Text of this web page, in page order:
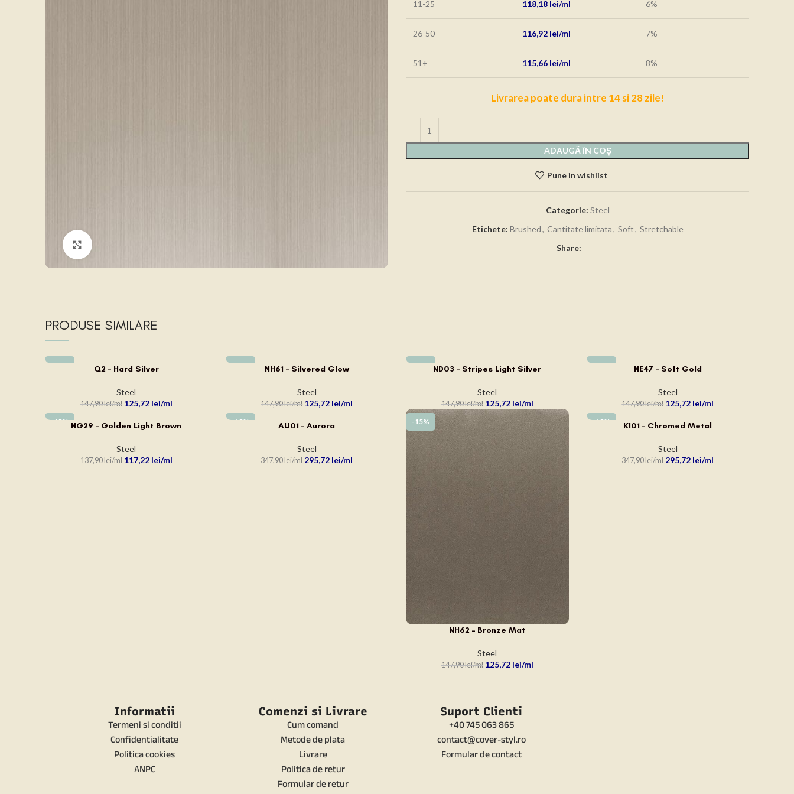
11-25 118,18 lei 6%
26-50 116,92 lei 7%
51+ 115,66 lei 8%
Livrarea poate dura intre 14 si 28 zile!
ADAUGĂ ÎN COȘ
Pune in wishlist
Categorie: Steel
Etichete: Brushed, Cantitate limitata, Soft, Stretchable
Share:
PRODUSE SIMILARE
-15%
ADAUGĂ ÎN COȘQ2 – Hard Silver
Steel
147,90lei 125,72 lei
-15%
ADAUGĂ ÎN COȘNH61 – Silvered Glow
Steel
147,90lei 125,72 lei
-15%
ADAUGĂ ÎN COȘ
ND03 – Stripes Light Silver
Steel
147,90lei 125,72 lei
-15%
ADAUGĂ ÎN COȘNE47 – Soft Gold
Steel
147,90lei 125,72 lei
-15%
ADAUGĂ ÎN COȘ
NG29 – Golden Light Brown
Steel
137,90lei 117,22 lei
-15%
ADAUGĂ ÎN COȘAU01 – Aurora
Steel
347,90lei 295,72 lei
-15%
ADAUGĂ ÎN COȘNH62 – Bronze Mat
Steel
147,90lei 125,72 lei
-15%
ADAUGĂ ÎN COȘKI01 – Chromed Metal
Steel
347,90lei 295,72 lei
Informatii
Termeni si conditii
Confidentialitate
Politica cookies
ANPC
Comenzi si Livrare
Cum comand
Metode de plata
Livrare
Politica de retur
Formular de retur
Suport Clienti
+40 745 063 865
contact@cover-styl.ro
Formular de contact